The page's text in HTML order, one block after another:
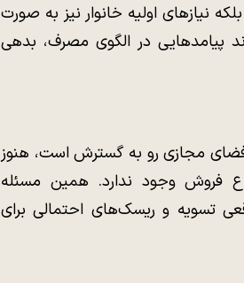
نیاز‌های اولیه خانوار نیز به صورت
پیامد‌هایی در الگوی مصرف، بدهی
مجازی رو به گسترش است، هنوز
فروش وجود ندارد. همین مسئله
تسویه و ریسک‌های احتمالی برای